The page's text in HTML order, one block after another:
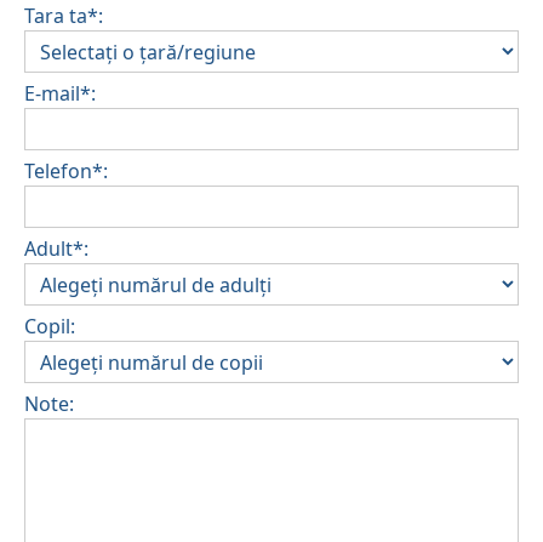
Tara ta*:
E-mail*:
Telefon*:
Adult*:
Copil:
Note: